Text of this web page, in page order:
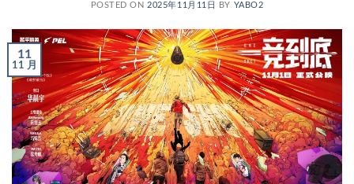
POSTED ON2025年11月11日 BY YABO2
11
11 月